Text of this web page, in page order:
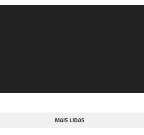
MAIS LIDAS